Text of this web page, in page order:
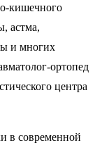
кишечного
астма,
и многих
ортопед
центра
в современной